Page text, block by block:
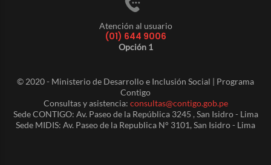
Atención al usuario
(01) 644 9006
Opción 1
© 2020 - Ministerio de Desarrollo e Inclusión Social | Programa
Contigo
Consultas y asistencia: consultas@contigo.gob.pe
Sede CONTIGO: Av. Paseo de la República 3245 , San Isidro - Lima
Sede MIDIS: Av. Paseo de la Republica N° 3101, San Isidro - Lima